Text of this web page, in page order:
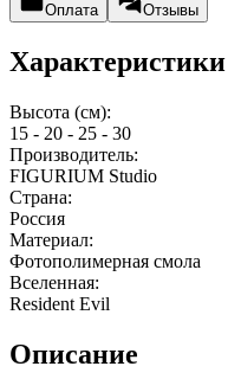
Оплата Отзывы
Характеристики
Высота (см):
15 - 20 - 25 - 30
Производитель:
FIGURIUM Studio
Страна:
Россия
Материал:
Фотополимерная смола
Вселенная:
Resident Evil
Описание